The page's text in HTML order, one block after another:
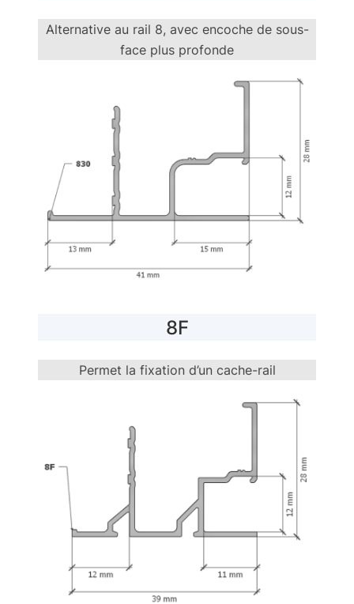
Alternative au rail 8, avec encoche de sous-
face plus profonde
8F
Permet la fixation d’un cache-rail